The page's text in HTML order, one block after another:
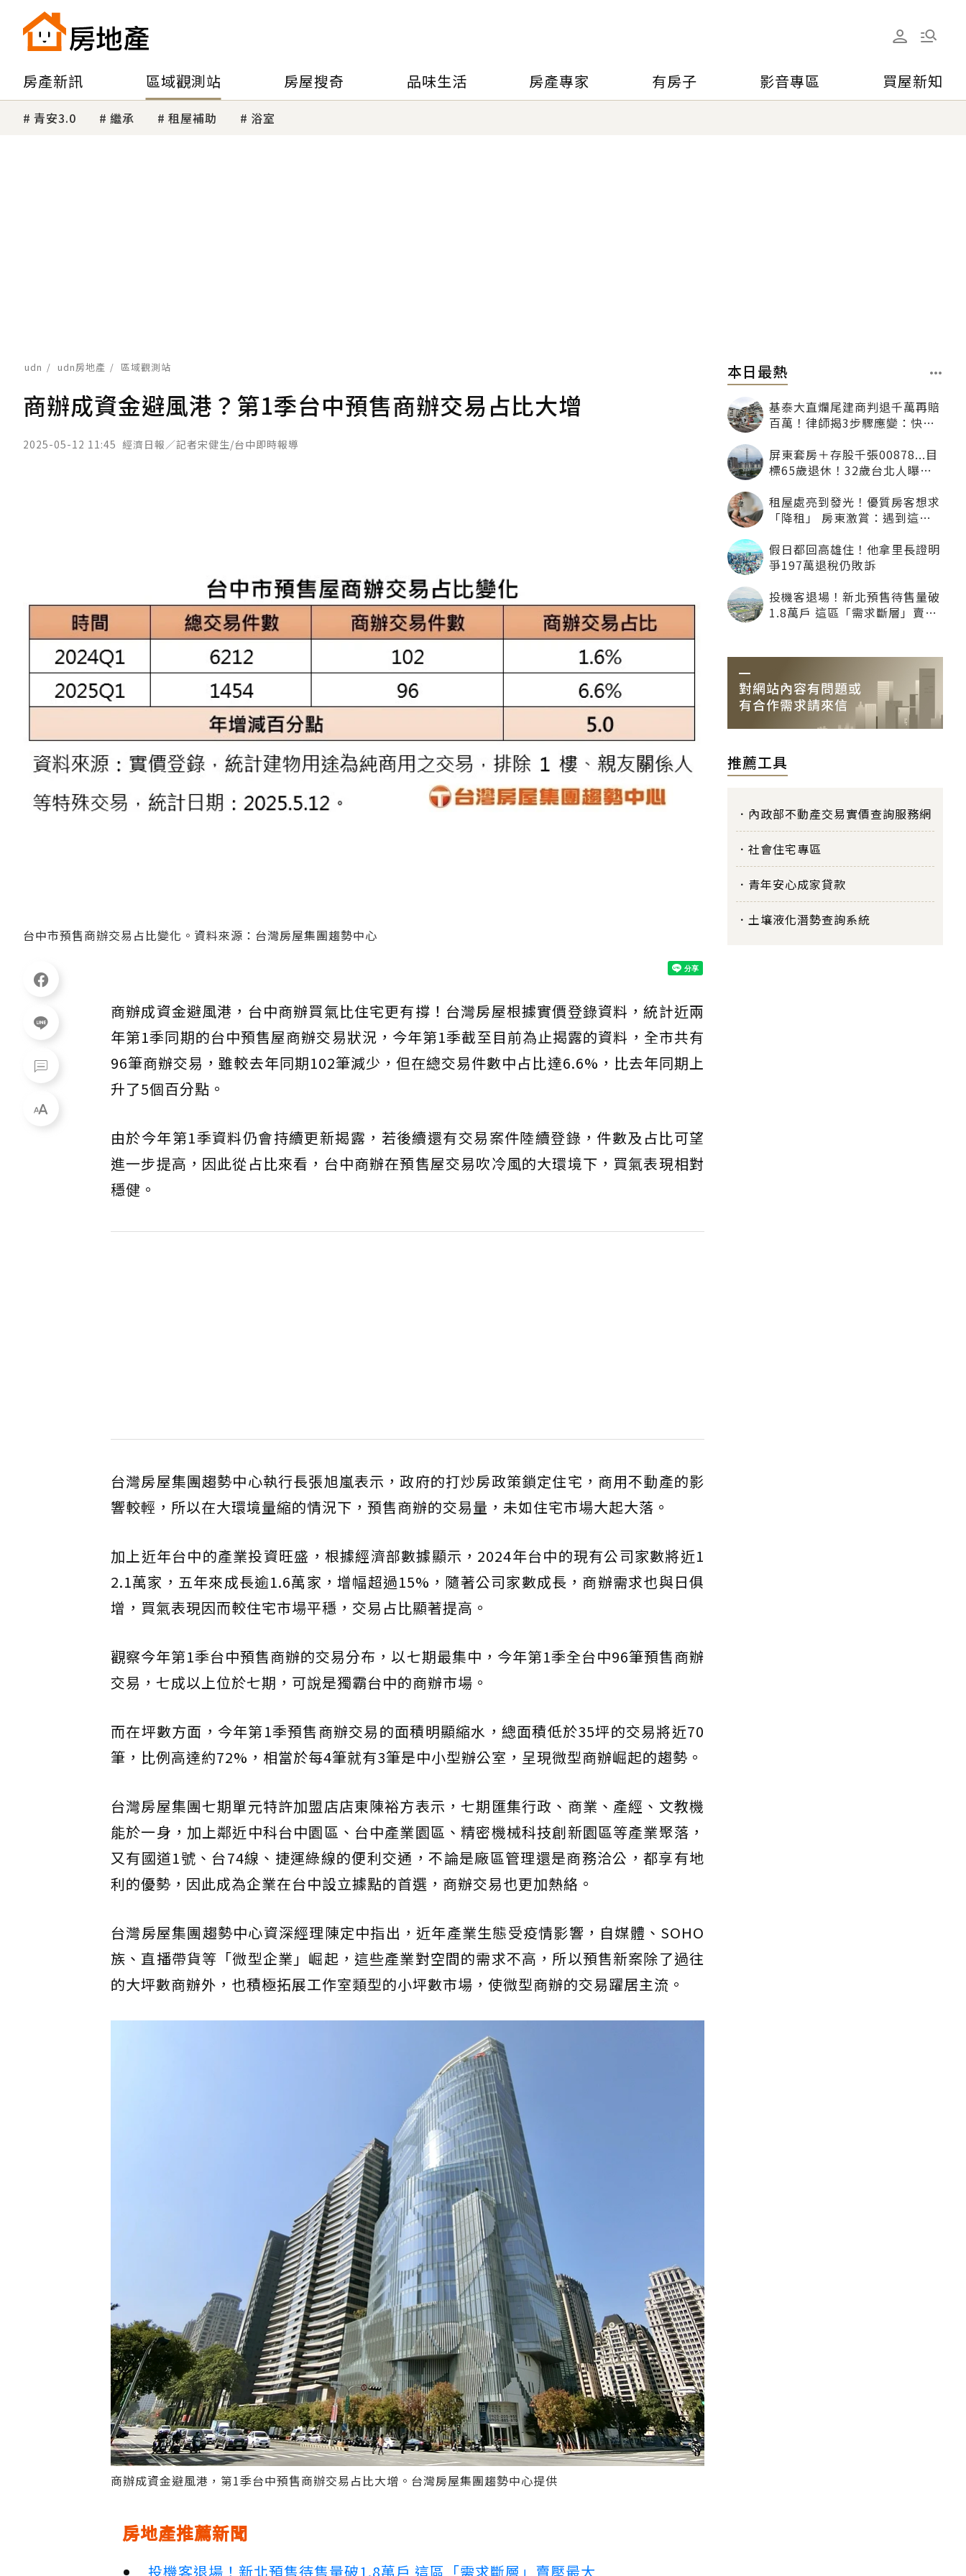
房產新訊 區域觀測站 房屋搜奇 品味生活 房產專家 有房子 影音專區 買屋新知
青安3.0 繼承 租屋補助 浴室
udn udn房地產 區域觀測站
商辦成資金避風港？第1季台中預售商辦交易占比大增
2025-05-12 11:45 經濟日報／記者宋健生/台中即時報導
台中市預售商辦交易占比變化。資料來源：台灣房屋集團趨勢中心
商辦成資金避風港，台中商辦買氣比住宅更有撐！台灣房屋根據實價登錄資料，統計近兩
年第1季同期的台中預售屋商辦交易狀況，今年第1季截至目前為止揭露的資料，全市共有
96筆商辦交易，雖較去年同期102筆減少，但在總交易件數中占比達6.6%，比去年同期上
升了5個百分點。
由於今年第1季資料仍會持續更新揭露，若後續還有交易案件陸續登錄，件數及占比可望
進一步提高，因此從占比來看，台中商辦在預售屋交易吹冷風的大環境下，買氣表現相對
穩健。
台灣房屋集團趨勢中心執行長張旭嵐表示，政府的打炒房政策鎖定住宅，商用不動產的影
響較輕，所以在大環境量縮的情況下，預售商辦的交易量，未如住宅市場大起大落。
加上近年台中的產業投資旺盛，根據經濟部數據顯示，2024年台中的現有公司家數將近1
2.1萬家，五年來成長逾1.6萬家，增幅超過15%，隨著公司家數成長，商辦需求也與日俱
增，買氣表現因而較住宅市場平穩，交易占比顯著提高。
觀察今年第1季台中預售商辦的交易分布，以七期最集中，今年第1季全台中96筆預售商辦
交易，七成以上位於七期，可說是獨霸台中的商辦市場。
而在坪數方面，今年第1季預售商辦交易的面積明顯縮水，總面積低於35坪的交易將近70
筆，比例高達約72%，相當於每4筆就有3筆是中小型辦公室，呈現微型商辦崛起的趨勢。
台灣房屋集團七期單元特許加盟店店東陳裕方表示，七期匯集行政、商業、產經、文教機
能於一身，加上鄰近中科台中園區、台中產業園區、精密機械科技創新園區等產業聚落，
又有國道1號、台74線、捷運綠線的便利交通，不論是廠區管理還是商務洽公，都享有地
利的優勢，因此成為企業在台中設立據點的首選，商辦交易也更加熱絡。
台灣房屋集團趨勢中心資深經理陳定中指出，近年產業生態受疫情影響，自媒體、SOHO
族、直播帶貨等「微型企業」崛起，這些產業對空間的需求不高，所以預售新案除了過往
的大坪數商辦外，也積極拓展工作室類型的小坪數市場，使微型商辦的交易躍居主流。
商辦成資金避風港，第1季台中預售商辦交易占比大增。台灣房屋集團趨勢中心提供
房地產推薦新聞
投機客退場！新北預售待售量破1.8萬戶 這區「需求斷層」賣壓最大
本日最熱
基泰大直爛尾建商判退千萬再賠
百萬！律師揭3步驟應變：快通
屏東套房＋存股千張00878...目
標65歲退休！32歲台北人曝：
租屋處亮到發光！優質房客想求
「降租」 房東激賞：遇到這種
假日都回高雄住！他拿里長證明
爭197萬退稅仍敗訴
投機客退場！新北預售待售量破
1.8萬戶 這區「需求斷層」賣壓
推薦工具
內政部不動產交易實價查詢服務網
社會住宅專區
青年安心成家貸款
土壤液化潛勢查詢系統